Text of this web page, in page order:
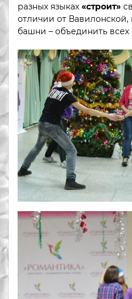
разных языках «строит»
отличии от
башни – объединить